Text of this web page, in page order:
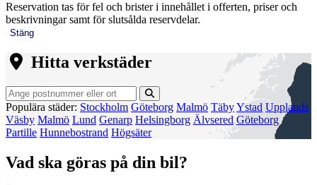
Reservation tas för fel och brister i innehållet i offerten, priser och
beskrivningar samt för slutsålda reservdelar.
Stäng
Hitta verkstäder
Populära städer: Stockholm Göteborg Malmö TäbyYstad Upplands
Väsby Malmö Lund Genarp Helsingborg Älvsered Göteborg
Partille Hunnebostrand Högsäter
Vad ska göras på din bil?